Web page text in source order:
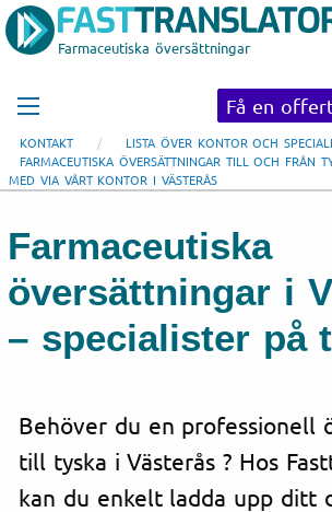
Farmaceutiska översättningar
Få en
KONTAKT
LISTA ÖVER KONTOR OCH
FARMACEUTISKA ÖVERSÄTTNINGAR TILL OCH FRÅN
MED VIA VÅRT KONTOR I VÄSTERÅS
Farmaceutiska
översättningar i
– specialister på
Behöver du en professionell
till tyska i Västerås ? Hos
kan du enkelt ladda upp ditt